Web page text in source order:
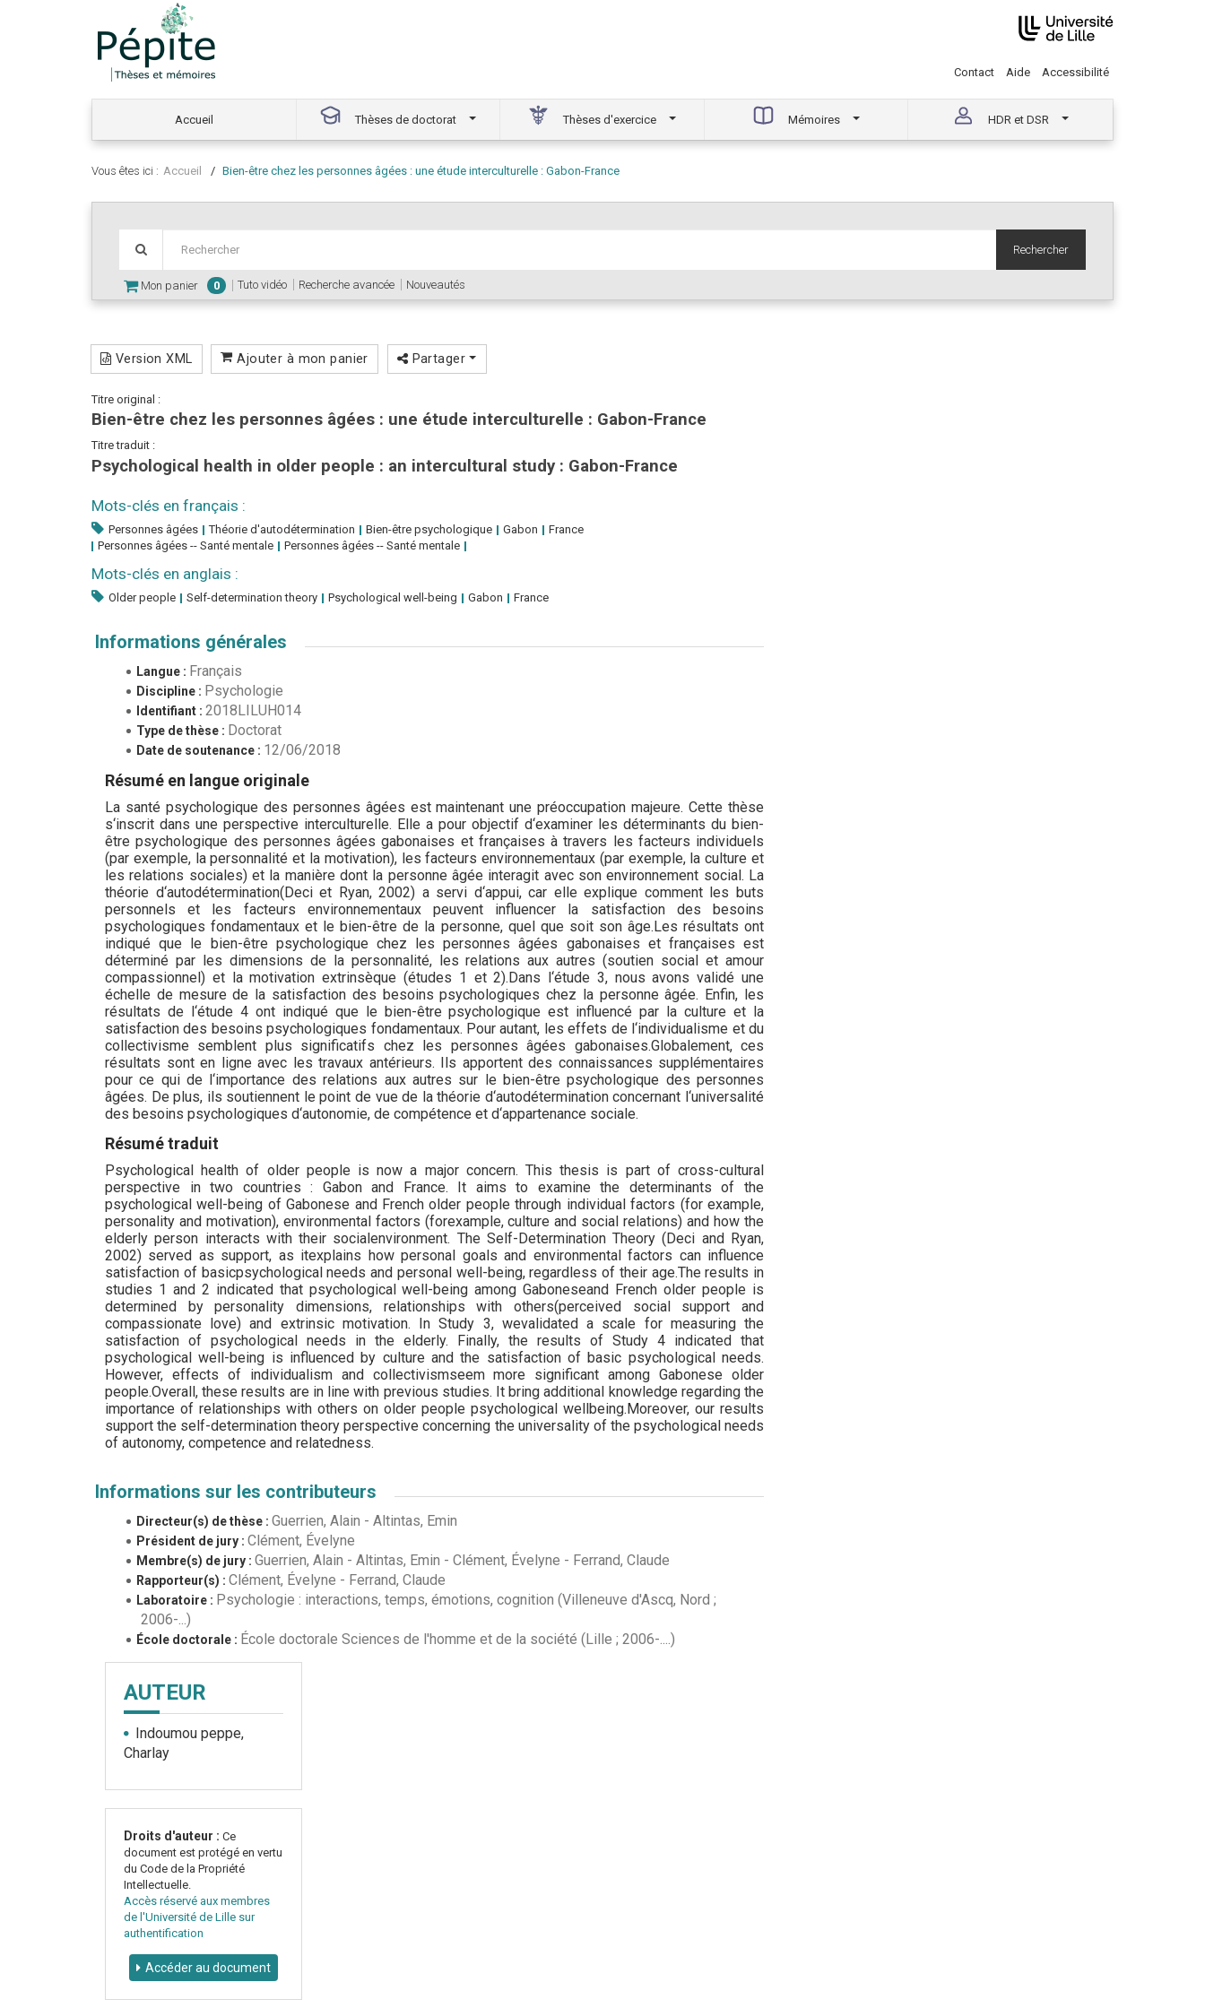
Contact Aide Accessibilité
Accueil Thèses de doctorat Thèses d'exercice Mémoires HDR et DSR
Vous êtes ici : Accueil Bien-être chez les personnes âgées : une étude interculturelle : Gabon-France
Rechercher
Mon panier 0 Tuto vidéo Recherche avancée Nouveautés
Version XML Ajouter à mon panier Partager
Titre original :
Bien-être chez les personnes âgées : une étude interculturelle : Gabon-France
Titre traduit :
Psychological health in older people : an intercultural study : Gabon-France
Mots-clés en français :
Personnes âgées Théorie d'autodétermination Bien-être psychologique Gabon
France
Personnes âgées -- Santé mentale
Personnes âgées -- Santé mentale
Mots-clés en anglais :
Older people Self-determination theory Psychological well-being Gabon France
Informations générales
Langue : Français
Discipline : Psychologie
Identifiant : 2018LILUH014
Type de thèse : Doctorat
Date de soutenance : 12/06/2018
Résumé en langue originale
La santé psychologique des personnes âgées est maintenant une préoccupation majeure. Cette thèse
s‘inscrit dans une perspective interculturelle. Elle a pour objectif d‘examiner les déterminants du bien-
être psychologique des personnes âgées gabonaises et françaises à travers les facteurs individuels
(par exemple, la personnalité et la motivation), les facteurs environnementaux (par exemple, la culture et
les relations sociales) et la manière dont la personne âgée interagit avec son environnement social. La
théorie d‘autodétermination(Deci et Ryan, 2002) a servi d‘appui, car elle explique comment les buts
personnels et les facteurs environnementaux peuvent influencer la satisfaction des besoins
psychologiques fondamentaux et le bien-être de la personne, quel que soit son âge.Les résultats ont
indiqué que le bien-être psychologique chez les personnes âgées gabonaises et françaises est
déterminé par les dimensions de la personnalité, les relations aux autres (soutien social et amour
compassionnel) et la motivation extrinsèque (études 1 et 2).Dans l‘étude 3, nous avons validé une
échelle de mesure de la satisfaction des besoins psychologiques chez la personne âgée. Enfin, les
résultats de l‘étude 4 ont indiqué que le bien-être psychologique est influencé par la culture et la
satisfaction des besoins psychologiques fondamentaux. Pour autant, les effets de l‘individualisme et du
collectivisme semblent plus significatifs chez les personnes âgées gabonaises.Globalement, ces
résultats sont en ligne avec les travaux antérieurs. Ils apportent des connaissances supplémentaires
pour ce qui de l‘importance des relations aux autres sur le bien-être psychologique des personnes
âgées. De plus, ils soutiennent le point de vue de la théorie d‘autodétermination concernant l‘universalité
des besoins psychologiques d‘autonomie, de compétence et d‘appartenance sociale.
Résumé traduit
Psychological health of older people is now a major concern. This thesis is part of cross-cultural
perspective in two countries : Gabon and France. It aims to examine the determinants of the
psychological well-being of Gabonese and French older people through individual factors (for example,
personality and motivation), environmental factors (forexample, culture and social relations) and how the
elderly person interacts with their socialenvironment. The Self-Determination Theory (Deci and Ryan,
2002) served as support, as itexplains how personal goals and environmental factors can influence
satisfaction of basicpsychological needs and personal well-being, regardless of their age.The results in
studies 1 and 2 indicated that psychological well-being among Gaboneseand French older people is
determined by personality dimensions, relationships with others(perceived social support and
compassionate love) and extrinsic motivation. In Study 3, wevalidated a scale for measuring the
satisfaction of psychological needs in the elderly. Finally, the results of Study 4 indicated that
psychological well-being is influenced by culture and the satisfaction of basic psychological needs.
However, effects of individualism and collectivismseem more significant among Gabonese older
people.Overall, these results are in line with previous studies. It bring additional knowledge regarding the
importance of relationships with others on older people psychological wellbeing.Moreover, our results
support the self-determination theory perspective concerning the universality of the psychological needs
of autonomy, competence and relatedness.
Informations sur les contributeurs
Directeur(s) de thèse : Guerrien, Alain - Altintas, Emin
Président de jury : Clément, Évelyne
Membre(s) de jury : Guerrien, Alain - Altintas, Emin - Clément, Évelyne - Ferrand, Claude
Rapporteur(s) : Clément, Évelyne - Ferrand, Claude
Laboratoire : Psychologie : interactions, temps, émotions, cognition (Villeneuve d'Ascq, Nord ;
2006-...)
École doctorale : École doctorale Sciences de l'homme et de la société (Lille ; 2006-....)
AUTEUR
Indoumou peppe,
Charlay
Droits d'auteur : Ce
document est protégé en vertu
du Code de la Propriété
Intellectuelle.
Accès réservé aux membres
de l'Université de Lille sur
authentification
Accéder au document